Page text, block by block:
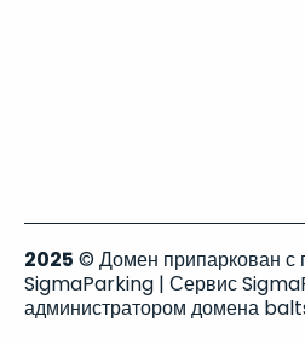
2025 © Домен припаркован
SigmaParking | Сервис
администратором домена